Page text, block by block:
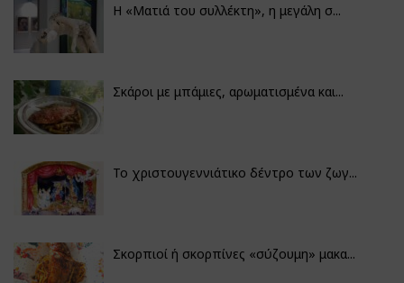
H «Ματιά του συλλέκτη», η μεγάλη σ...
Σκάροι με μπάμιες, αρωματισμένα και...
Το χριστουγεννιάτικο δέντρο των ζωγ...
Σκορπιοί ή σκορπίνες «σύζουμη» μακα...